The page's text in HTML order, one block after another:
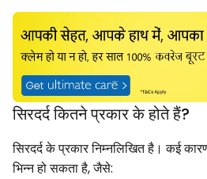
सिरदर्द कितने प्रकार के होते हैं?
सिरदर्द के प्रकार निम्नलिखित है। कई
भिन्न हो सकता है, जैसे: